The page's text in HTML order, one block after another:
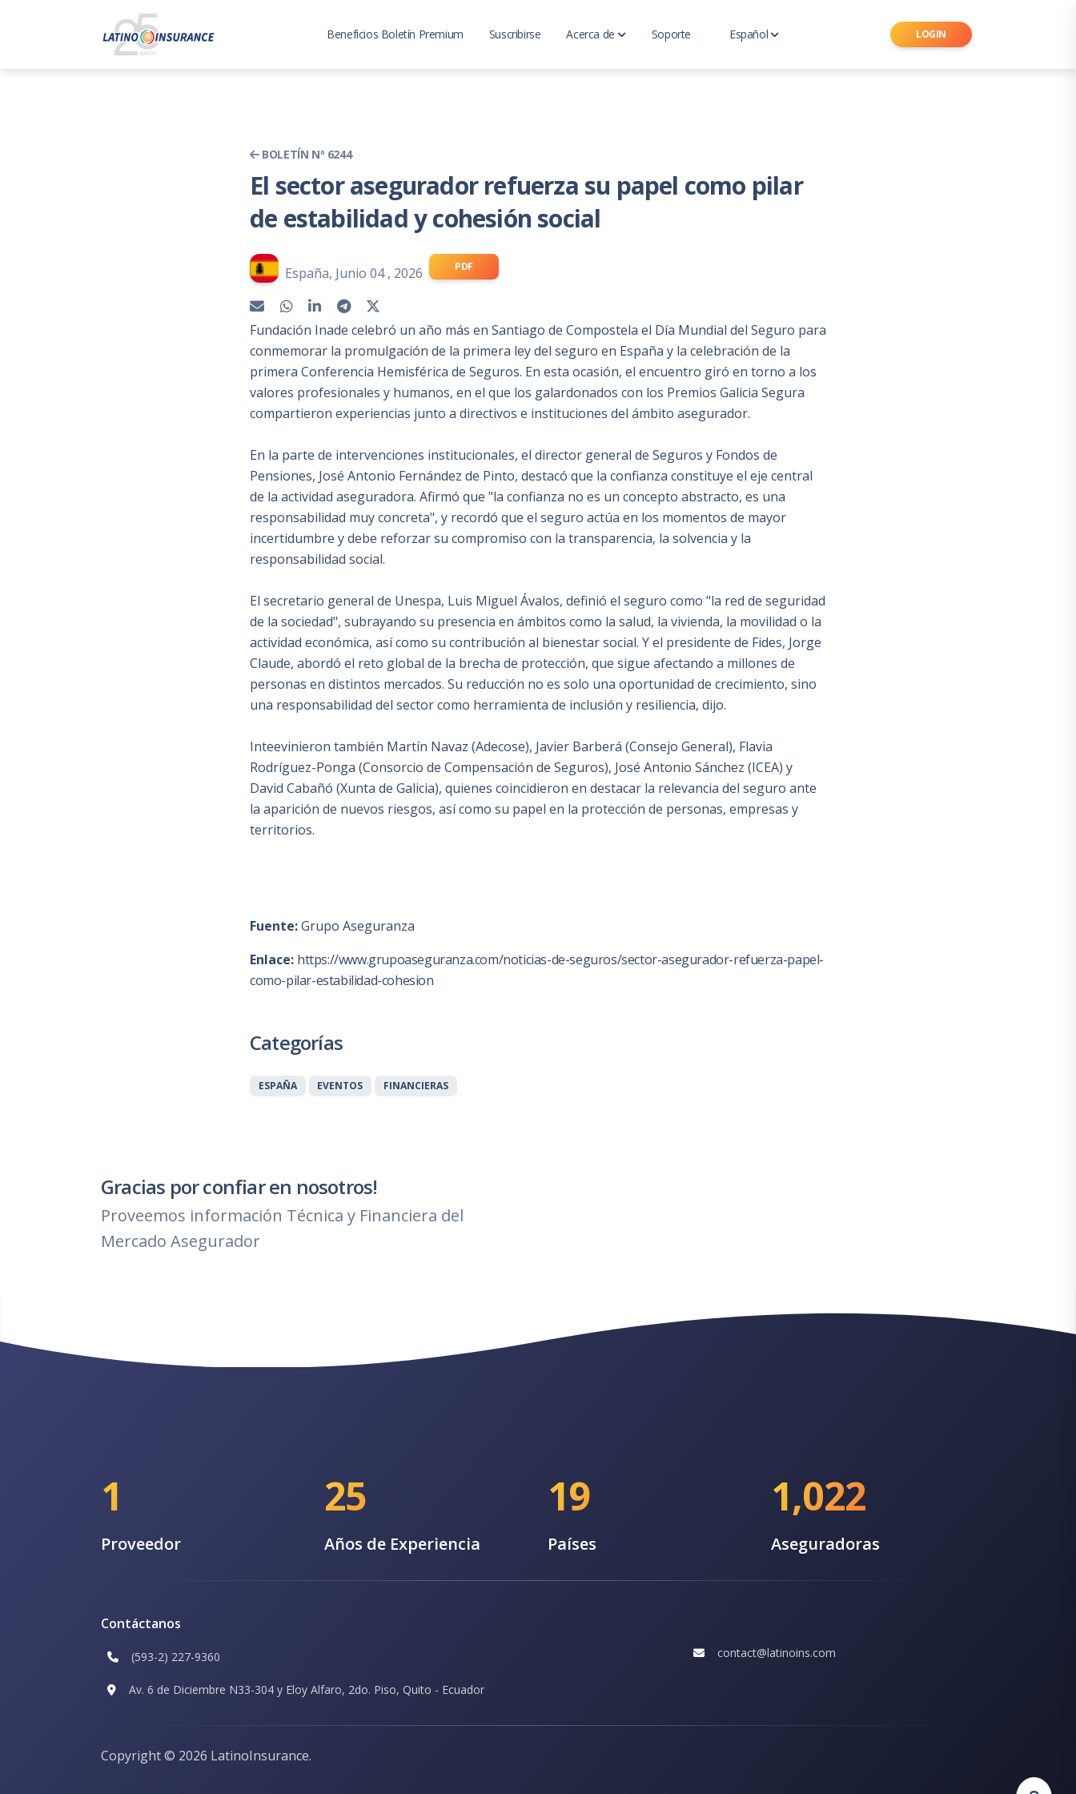
Beneficios Boletín Premium Suscribirse Acerca de Soporte Español LOGIN
BOLETÍN Nº 6244
El sector asegurador refuerza su papel como pilar
de estabilidad y cohesión social
España, Junio 04 , 2026 PDF
Fundación Inade celebró un año más en Santiago de Compostela el Día Mundial del Seguro para
conmemorar la promulgación de la primera ley del seguro en España y la celebración de la
primera Conferencia Hemisférica de Seguros. En esta ocasión, el encuentro giró en torno a los
valores profesionales y humanos, en el que los galardonados con los Premios Galicia Segura
compartieron experiencias junto a directivos e instituciones del ámbito asegurador.
En la parte de intervenciones institucionales, el director general de Seguros y Fondos de
Pensiones, José Antonio Fernández de Pinto, destacó que la confianza constituye el eje central
de la actividad aseguradora. Afirmó que "la confianza no es un concepto abstracto, es una
responsabilidad muy concreta", y recordó que el seguro actúa en los momentos de mayor
incertidumbre y debe reforzar su compromiso con la transparencia, la solvencia y la
responsabilidad social.
El secretario general de Unespa, Luis Miguel Ávalos, definió el seguro como "la red de seguridad
de la sociedad", subrayando su presencia en ámbitos como la salud, la vivienda, la movilidad o la
actividad económica, así como su contribución al bienestar social. Y el presidente de Fides, Jorge
Claude, abordó el reto global de la brecha de protección, que sigue afectando a millones de
personas en distintos mercados. Su reducción no es solo una oportunidad de crecimiento, sino
una responsabilidad del sector como herramienta de inclusión y resiliencia, dijo.
Inteevinieron también Martín Navaz (Adecose), Javier Barberá (Consejo General), Flavia
Rodríguez-Ponga (Consorcio de Compensación de Seguros), José Antonio Sánchez (ICEA) y
David Cabañó (Xunta de Galicia), quienes coincidieron en destacar la relevancia del seguro ante
la aparición de nuevos riesgos, así como su papel en la protección de personas, empresas y
territorios.
Fuente:Grupo Aseguranza
Enlace: https://www.grupoaseguranza.com/noticias-de-seguros/sector-asegurador-refuerza-papel-
como-pilar-estabilidad-cohesion
Categorías
ESPAÑA EVENTOS FINANCIERAS
Gracias por confiar en nosotros!
Proveemos información Técnica y Financiera del
Mercado Asegurador
1
Proveedor
25
Años de Experiencia
19
Países
1,022
Aseguradoras
Contáctanos
(593-2) 227-9360
Av. 6 de Diciembre N33-304 y Eloy Alfaro, 2do. Piso, Quito - Ecuador
contact@latinoins.com
Copyright © 2026 LatinoInsurance.